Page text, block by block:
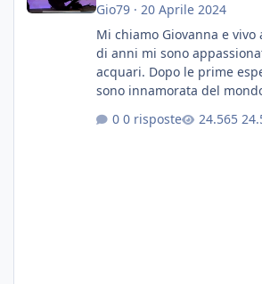
Gio79· 20 Aprile 2024
Mi chiamo Giovanna e
di anni mi sono
acquari. Dopo le prime esperienze "basic" mi
sono innamorata del
E' stata una bella scuola
0 risposte